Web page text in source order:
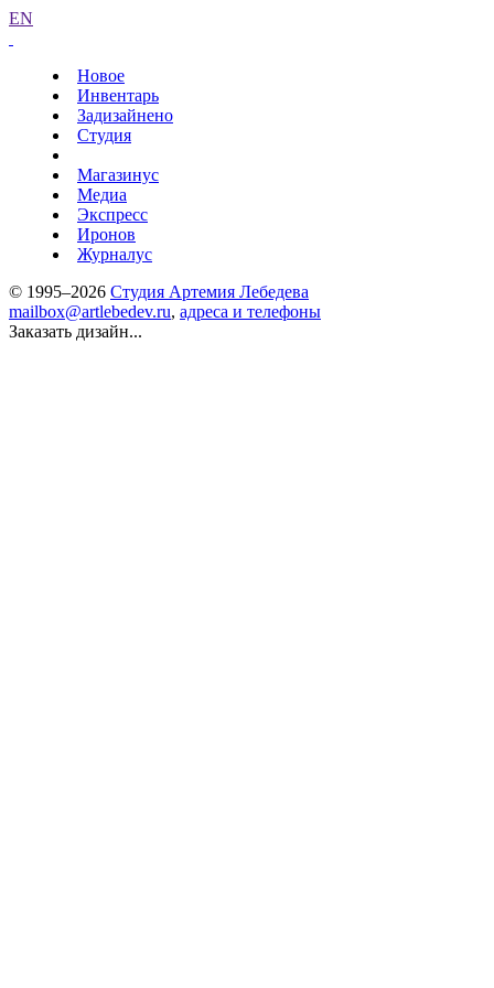
EN
Новое
Инвентарь
Задизайнено
Студия
Магазинус
Медиа
Экспресс
Иронов
Журналус
© 1995–2026 Студия Артемия Лебедева
mailbox@artlebedev.ru, адреса и телефоны
Заказать дизайн...